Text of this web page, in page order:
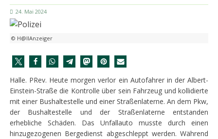
24. Mai 2024
© H@llAnzeiger
Halle. PRev. Heute morgen verlor ein Autofahrer in der Albert-
Einstein-Straße die Kontrolle über sein Fahrzeug und kollidierte
mit einer Bushaltestelle und einer Straßenlaterne. An dem Pkw,
der Bushaltestelle und der Straßenlaterne entstanden
erhebliche Schäden. Das Unfallauto musste durch einen
hinzugezogenen Bergedienst abgeschleppt werden. Während